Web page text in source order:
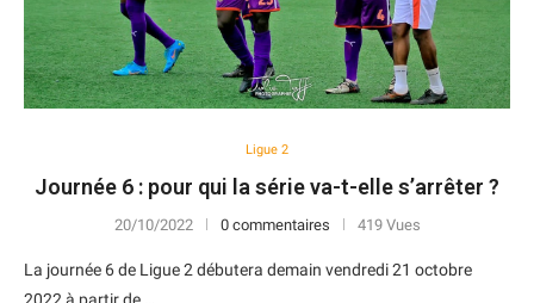
Ligue 2
Journée 6 : pour qui la série va-t-elle s’arrêter ?
20/10/2022 0 commentaires 419 Vues
La journée 6 de Ligue 2 débutera demain vendredi 21 octobre